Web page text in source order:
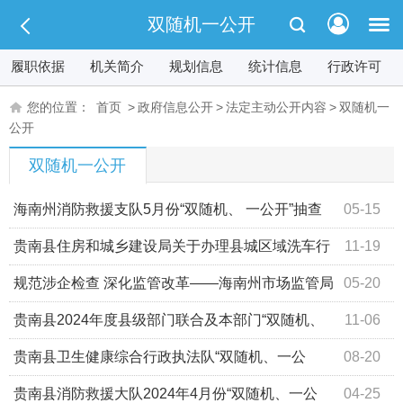
双随机一公开
履职依据 机关简介 规划信息 统计信息 行政许可
您的位置： 首页 >政府信息公开>法定主动公开内容 >双随机一
公开
双随机一公开
05-15
海南州消防救援支队5月份“双随机、 一公开”抽查
计划公示！ 11-19
贵南县住房和城乡建设局关于办理县城区域洗车行
业排水许可证的通知 05-20
规范涉企检查 深化监管改革——海南州市场监管局
印发2025年“双随机、一公开”抽查计划 11-06
贵南县2024年度县级部门联合及本部门“双随机、
一公开”抽查计划 08-20
贵南县卫生健康综合行政执法队“双随机、一公
开”监督抽查工作公示（医疗机构） 04-25
​​贵南县消防救援大队2024年4月份“双随机、一公